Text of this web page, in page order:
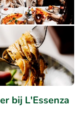
bij L'Essenza